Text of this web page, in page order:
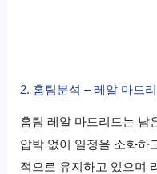
2. 홈팀분석 – 레알 마드
홈팀 레알 마드리드는 남
압박 없이 일정을 소화하
적으로 유지하고 있으며